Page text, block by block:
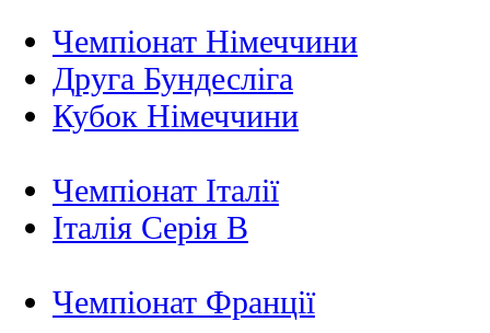
Чемпіонат Німеччини
Друга Бундесліга
Кубок Німеччини
Чемпіонат Італії
Італія Серія B
Чемпіонат Франції